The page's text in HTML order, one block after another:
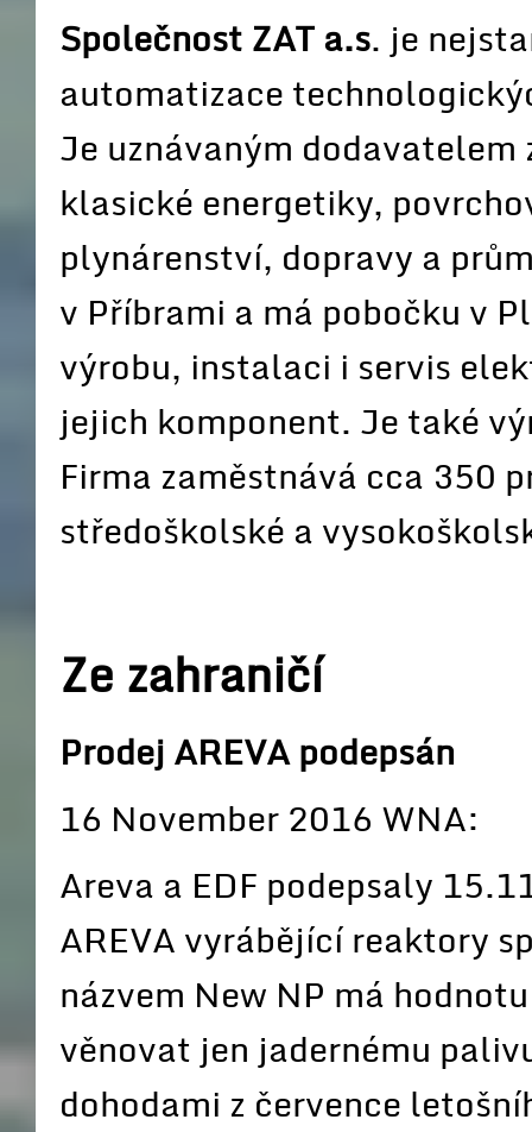
Společnost ZAT a.s. je
automatizace
Je uznávaným
klasické energetiky,
plynárenství, dopravy a
v Příbrami a má pobočku v
výrobu, instalaci i servis
jejich komponent. Je také
Firma zaměstnává cca 350
středoškolské a
Ze zahraničí
Prodej AREVA podepsán
16 November 2016 WNA:
Areva a EDF podepsaly
AREVA vyrábějící reaktory
názvem New NP má
věnovat jen jadernému
dohodami z července